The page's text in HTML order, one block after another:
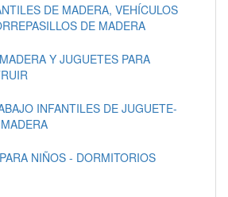
DE MADERA, VEHÍCULOS
DE MADERA
Y JUGUETES PARA
INFANTILES DE JUGUETE-
NIÑOS - DORMITORIOS